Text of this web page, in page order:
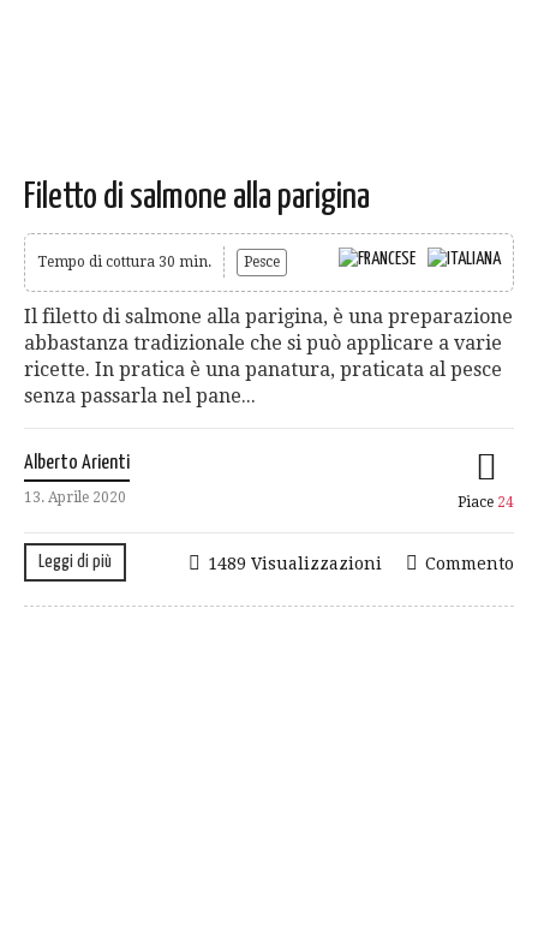
Filetto di salmone alla parigina
Tempo di cottura 30 min. Pesce
Il filetto di salmone alla parigina, è una preparazione
abbastanza tradizionale che si può applicare a varie
ricette. In pratica è una panatura, praticata al pesce
senza passarla nel pane...
Alberto Arienti
13. Aprile 2020 Piace 24
Leggi di più Commento
1489 Visualizzazioni